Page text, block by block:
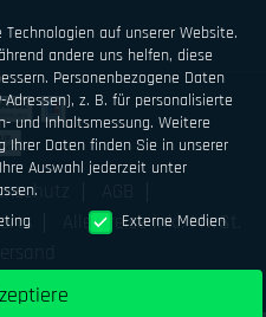
Alle Preise inkl. MwSt.
auf unserer Website.
andere uns helfen, diese
Personenbezogene Daten
z. B. für personalisierte
und Inhaltsmessung. Weitere
Ihrer Daten finden Sie in unserer
Auswahl jederzeit unter
Externe Medien